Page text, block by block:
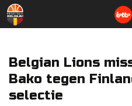
Belgian Lions
Bako tegen
selectie